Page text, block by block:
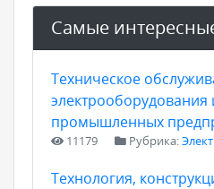
Самые
Техническое
электрооборудования
промышленных
11179 Рубрика:
Технология,